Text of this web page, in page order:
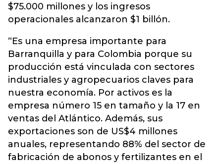
$75.000 millones y los ingresos
operacionales alcanzaron $1 billón.
“Es una empresa importante para
Barranquilla y para Colombia porque su
producción está vinculada con sectores
industriales y agropecuarios claves para
nuestra economía. Por activos es la
empresa número 15 en tamaño y la 17 en
ventas del Atlántico. Además, sus
exportaciones son de US$4 millones
anuales, representando 88% del sector de
fabricación de abonos y fertilizantes en el